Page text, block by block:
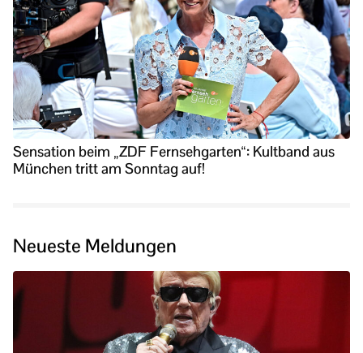
Sensation beim „ZDF Fernsehgarten“: Kultband aus
München tritt am Sonntag auf!
Neueste Meldungen